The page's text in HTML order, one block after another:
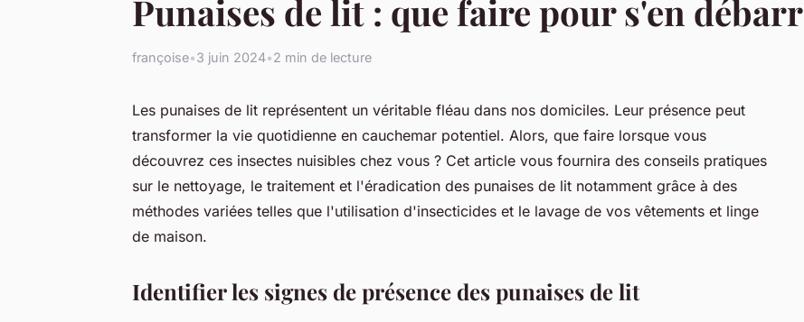
Punaises de lit : que faire pour s'en
françoise•3 juin 2024•2 min de lecture
Les punaises de lit représentent un véritable fléau dans nos domiciles. Leur présence peut
transformer la vie quotidienne en cauchemar potentiel. Alors, que faire lorsque vous
découvrez ces insectes nuisibles chez vous ? Cet article vous fournira des conseils pratiques
sur le nettoyage, le traitement et l'éradication des punaises de lit notamment grâce à des
méthodes variées telles que l'utilisation d'insecticides et le lavage de vos vêtements et linge
de maison.
Identifier les signes de présence des punaises de lit